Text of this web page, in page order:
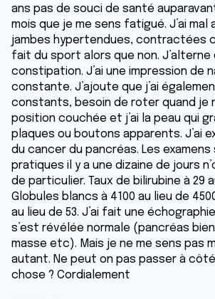
ans pas de souci de santé
mois que je me sens fatigué. J’ai mal
jambes hypertendues, contractées
fait du sport alors que non. J’alterne
constipation. J’ai une impression de
constante. J’ajoute que j’ai
constants, besoin de roter quand je
position couchée et j’ai la peau qui
plaques ou boutons apparents. J’ai
du cancer du pancréas. Les examens
pratiques il y a une dizaine de jours
de particulier. Taux de bilirubine à 29
Globules blancs à 4100 au lieu de
au lieu de 53. J’ai fait une
s’est révélée normale (pancréas
masse etc). Mais je ne me sens pas
autant. Ne peut on pas passer à
chose ? Cordialement